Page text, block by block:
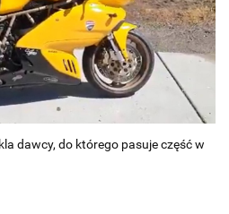
dawcy, do którego pasuje część w